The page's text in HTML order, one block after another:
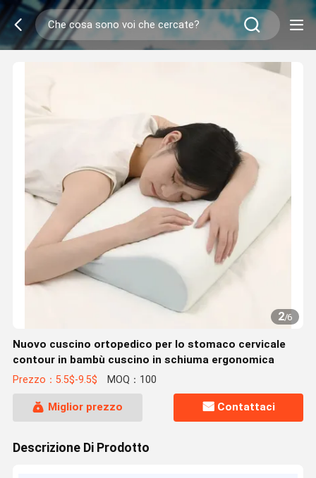
2/6
Nuovo cuscino ortopedico per lo stomaco cervicale
contour in bambù cuscino in schiuma ergonomica
Prezzo：5.5$-9.5$ MOQ：100
Miglior prezzo Contattaci
Descrizione Di Prodotto